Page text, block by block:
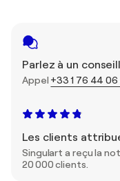
Parlez à un
Appel +33 1 76 44 06
Les clients
Singulart a reçu la
20 000 clients.